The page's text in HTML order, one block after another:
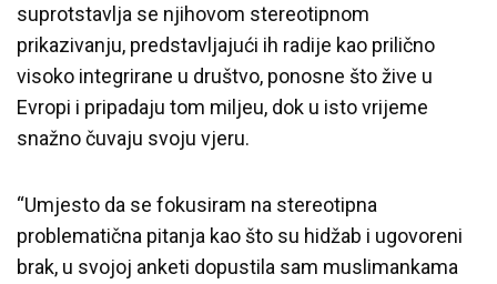
suprotstavlja se njihovom stereotipnom
prikazivanju, predstavljajući ih radije kao prilično
visoko integrirane u društvo, ponosne što žive u
Evropi i pripadaju tom miljeu, dok u isto vrijeme
snažno čuvaju svoju vjeru.
“Umjesto da se fokusiram na stereotipna
problematična pitanja kao što su hidžab i ugovoreni
brak, u svojoj anketi dopustila sam muslimankama